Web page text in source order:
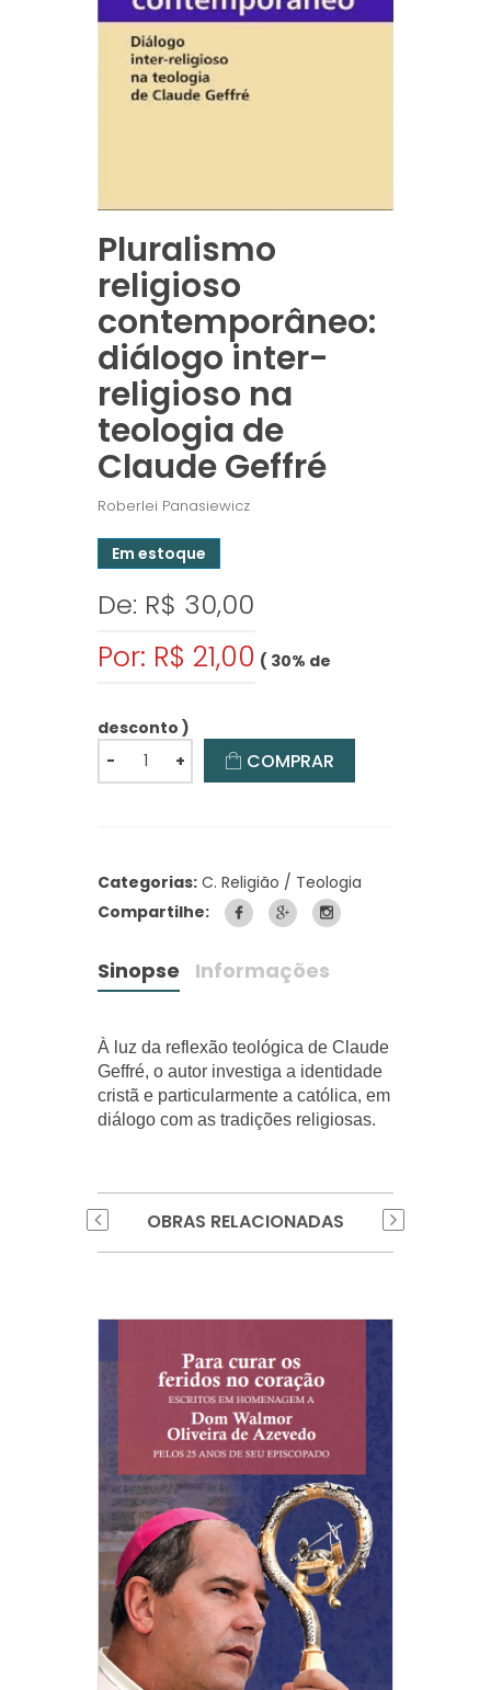
Pluralismo
religioso
contemporâneo:
diálogo inter-
religioso na
teologia de
Claude Geffré
Roberlei Panasiewicz
Em estoque
De: R$ 30,00
Por: R$ 21,00 ( 30% de
desconto )
-
+ COMPRAR
Categorias: C. Religião / Teologia
Compartilhe:
Sinopse Informações
À luz da reflexão teológica de Claude
Geffré, o autor investiga a identidade
cristã e particularmente a católica, em
diálogo com as tradições religiosas.
OBRAS RELACIONADAS